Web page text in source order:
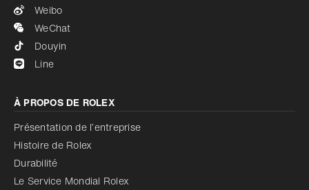
Weibo
WeChat
Douyin
Line
À PROPOS DE ROLEX
Présentation de l’entreprise
Histoire de Rolex
Durabilité
Le Service Mondial Rolex